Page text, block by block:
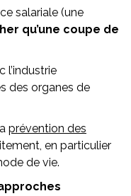
salariale (une
qu’une coupe de
l’industrie
des organes de
prévention des
en particulier
de vie.